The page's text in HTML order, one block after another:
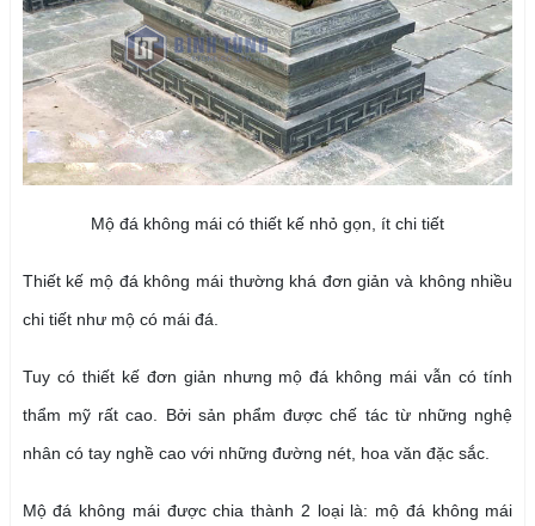
Mộ đá không mái có thiết kế nhỏ gọn, ít chi tiết
Thiết kế mộ đá không mái thường khá đơn giản và không nhiều
chi tiết như mộ có mái đá.
Tuy có thiết kế đơn giản nhưng mộ đá không mái vẫn có tính
thẩm mỹ rất cao. Bởi sản phẩm được chế tác từ những nghệ
nhân có tay nghề cao với những đường nét, hoa văn đặc sắc.
Mộ đá không mái được chia thành 2 loại là: mộ đá không mái